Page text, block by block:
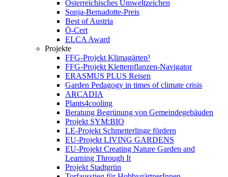
Österreichisches Umweltzeichen
Sonja-Bernadotte-Preis
Best of Austria
Ö-Cert
ELCA Award
Projekte
FFG-Projekt Klimagärten³
FFG-Projekt Kletterpflanzen-Navigator
ERASMUS PLUS Reisen
Garden Pedagogy in times of climate crisis
ARCADIA
Plants4cooling
Beratung Begrünung von Gemeindegebäuden
Projekt SYM:BIO
LE-Projekt Schmetterlinge fördern
EU-Projekt LIVING GARDENS
EU-Projekt Creating Nature Garden and
Learning Through It
Projekt Stadtgrün